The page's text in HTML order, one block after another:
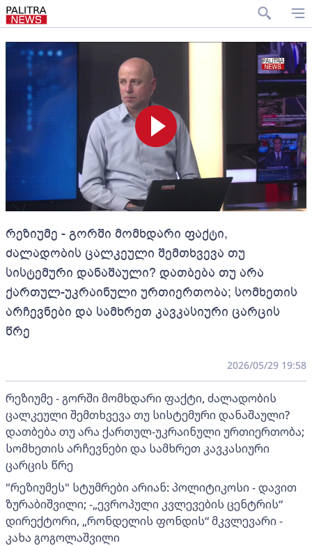
რეზიუმე - გორში მომხდარი ფაქტი,
ძალადობის ცალკეული შემთხვევა თუ
სისტემური დანაშაული? დათბება თუ არა
ქართულ-უკრაინული ურთიერთობა; სომხეთის
არჩევნები და სამხრეთ კავკასიური ცარცის
წრე
2026/05/29 19:58
რეზიუმე - გორში მომხდარი ფაქტი, ძალადობის
ცალკეული შემთხვევა თუ სისტემური დანაშაული?
დათბება თუ არა ქართულ-უკრაინული ურთიერთობა;
სომხეთის არჩევნები და სამხრეთ კავკასიური
ცარცის წრე
"რეზიუმეს" სტუმრები არიან: პოლიტიკოსი - დავით
ზურაბიშვილი; -„ევროპული კვლევების ცენტრის“
დირექტორი, „რონდელის ფონდის“ მკვლევარი -
კახა გოგოლაშვილი